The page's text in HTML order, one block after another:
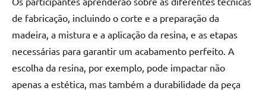
de fabricação, incluindo o corte e a preparação da
madeira, a mistura e a aplicação da resina, e as etapas
necessárias para garantir um acabamento perfeito. A
escolha da resina, por exemplo, pode impactar não
apenas a estética, mas também a durabilidade da peça